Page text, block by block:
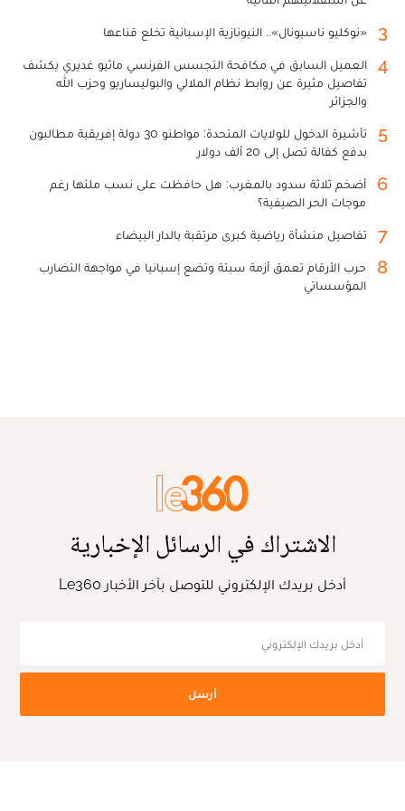
3 «نوكليو ناسيونال».. النيونازية الإسبانية تخلع قناعها
4
العميل السابق في مكافحة التجسس الفرنسي ماثيو غديري يكشف
تفاصيل مثيرة عن روابط نظام الملالي والبوليساريو وحزب الله
والجزائر
5
تأشيرة الدخول للولايات المتحدة: مواطنو 30 دولة إفريقية مطالبون
بدفع كفالة تصل إلى 20 ألف دولار
6
أضخم ثلاثة سدود بالمغرب: هل حافظت على نسب ملئها رغم
موجات الحر الصيفية؟
7 تفاصيل منشأة رياضية كبرى مرتقبة بالدار البيضاء
8
حرب الأرقام تعمق أزمة سبتة وتضع إسبانيا في مواجهة التضارب
المؤسساتي
الاشتراك في الرسائل الإخبارية
أدخل بريدك الإلكتروني للتوصل بآخر الأخبار Le360
أرسل